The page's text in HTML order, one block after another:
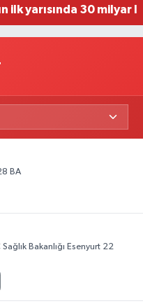
tanıtıldı
BA
Bakanlığı Esenyurt 22